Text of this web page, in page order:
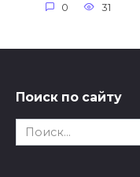
0 31
Поиск по сайту
Search
for: